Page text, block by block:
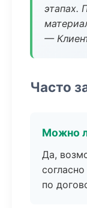
этапах.
—
Часто
Можно
Да,
по